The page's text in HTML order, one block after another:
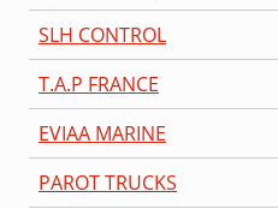
SLH CONTROL
T.A.P FRANCE
EVIAA MARINE
PAROT TRUCKS